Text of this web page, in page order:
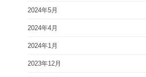
2024年5月
2024年4月
2024年1月
2023年12月